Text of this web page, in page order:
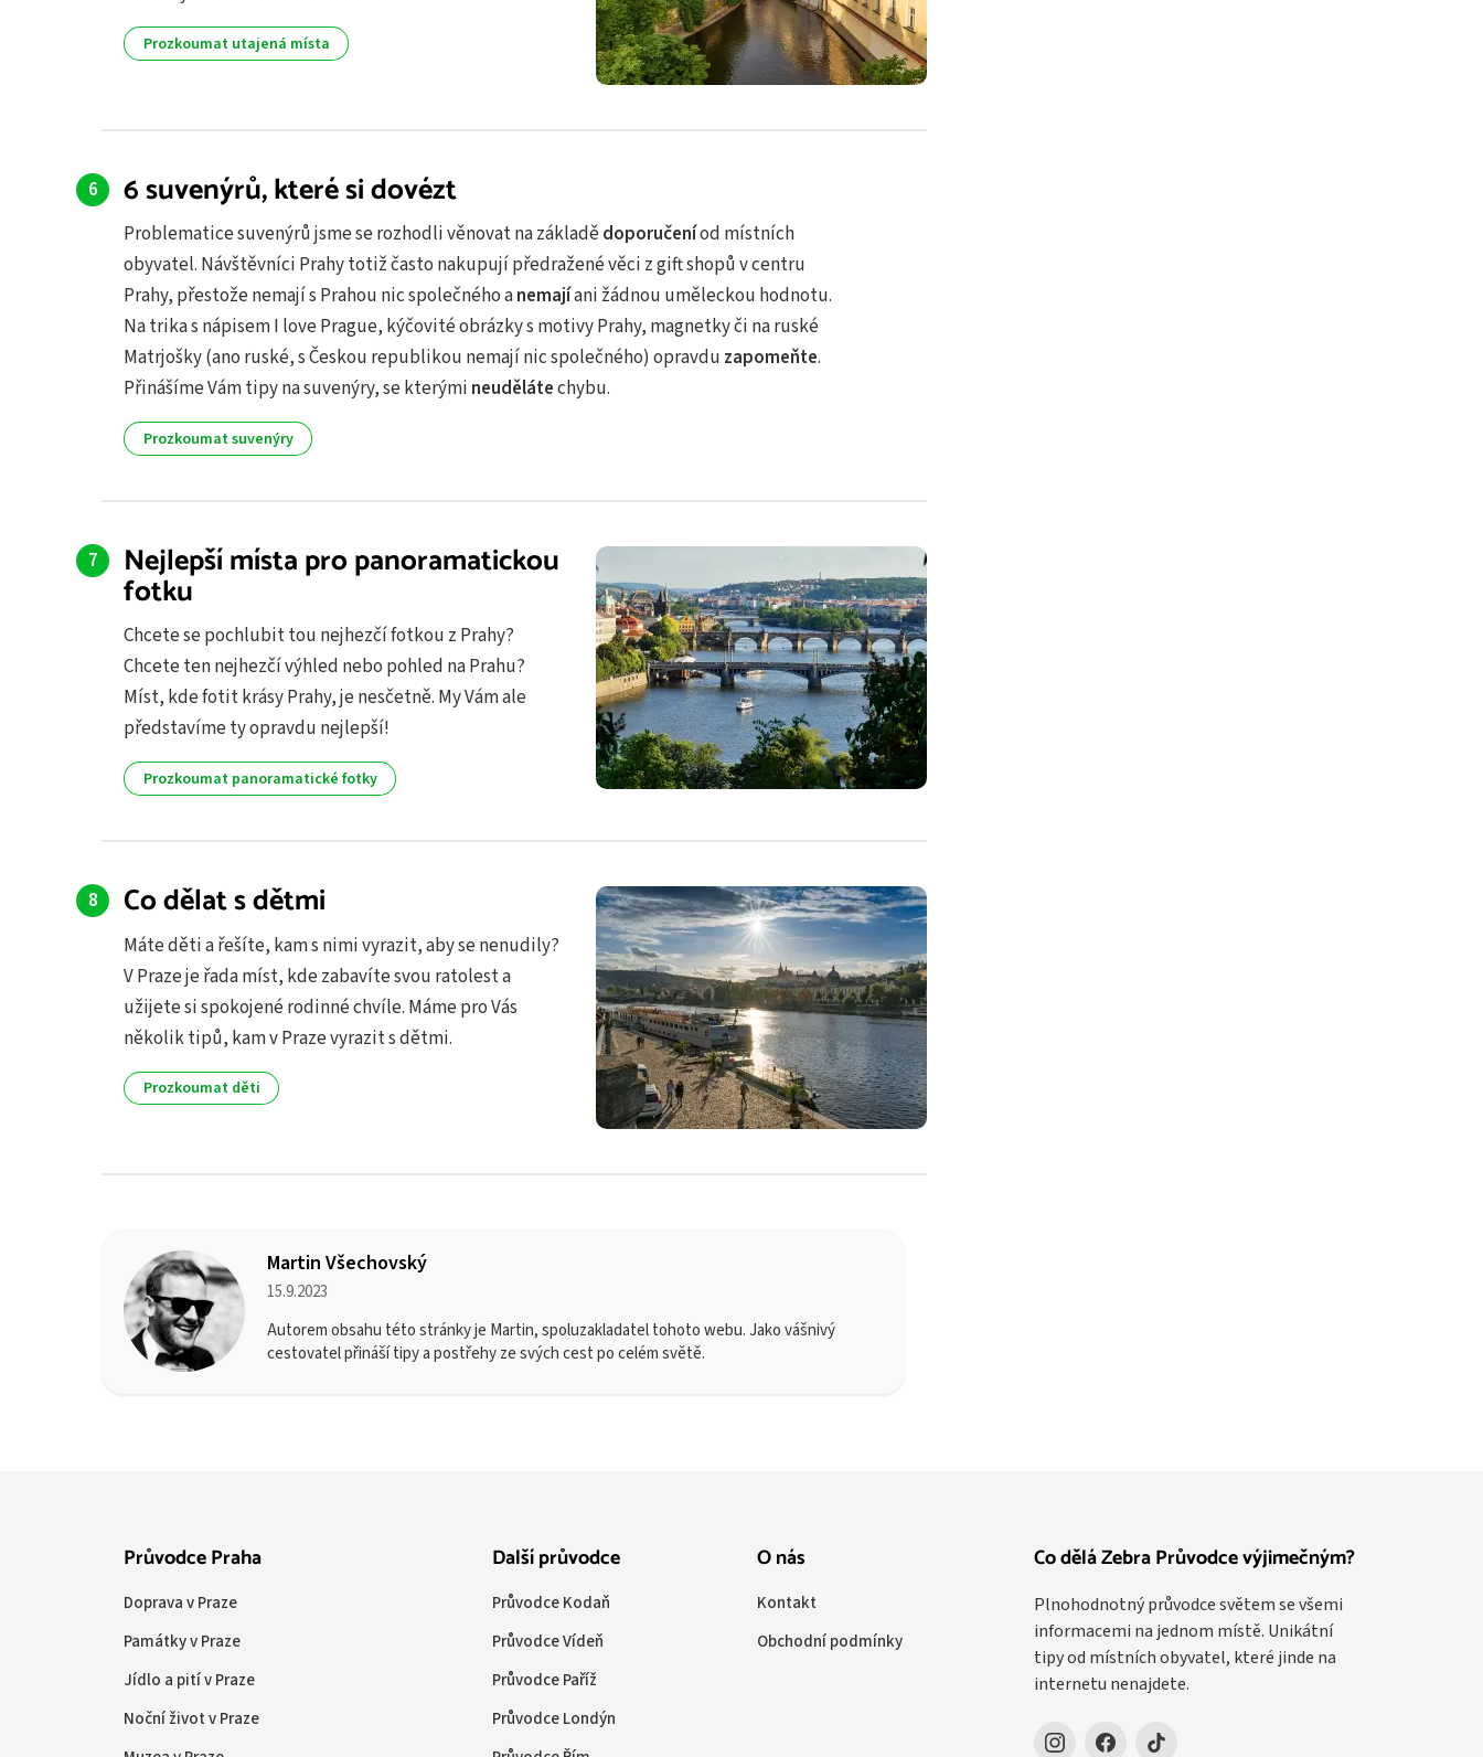
Prozkoumat utajená místa
6 suvenýrů, které si dovézt
Problematice suvenýrů jsme se rozhodli věnovat na základědoporučeníod místních
obyvatel. Návštěvníci Prahy totiž často nakupují předražené věci z gift shopů v centru
Prahy, přestože nemají s Prahou nic společného anemajíani žádnou uměleckou hodnotu.
Na trika s nápisem I love Prague, kýčovité obrázky s motivy Prahy, magnetky či na ruské
Matrjošky (ano ruské, s Českou republikou nemají nic společného) opravdu zapomeňte.
Přinášíme Vám tipy na suvenýry, se kterými neudělátechybu.
Prozkoumat suvenýry
Nejlepší místa pro panoramatickou
fotku
Chcete se pochlubit tou nejhezčí fotkou z Prahy?
Chcete ten nejhezčí výhled nebo pohled na Prahu?
Míst, kde fotit krásy Prahy, je nesčetně. My Vám ale
představíme ty opravdu nejlepší!
Prozkoumat panoramatické fotky
Co dělat s dětmi
Máte děti a řešíte, kam s nimi vyrazit, aby se nenudily?
V Praze je řada míst, kde zabavíte svou ratolest a
užijete si spokojené rodinné chvíle. Máme pro Vás
několik tipů, kam v Praze vyrazit s dětmi.
Prozkoumat děti
Martin Všechovský
15.9.2023
Autorem obsahu této stránky je Martin, spoluzakladatel tohoto webu. Jako vášnivý
cestovatel přináší tipy a postřehy ze svých cest po celém světě.
Co dělá Zebra Průvodce výjimečným?
Plnohodnotný průvodce světem se všemi
informacemi na jednom místě. Unikátní
tipy od místních obyvatel, které jinde na
internetu nenajdete.
Průvodce Praha
Doprava v Praze
Památky v Praze
Jídlo a pití v Praze
Noční život v Praze
Další průvodce
Průvodce Kodaň
Průvodce Vídeň
Průvodce Paříž
Průvodce Londýn
O nás
Kontakt
Obchodní podmínky